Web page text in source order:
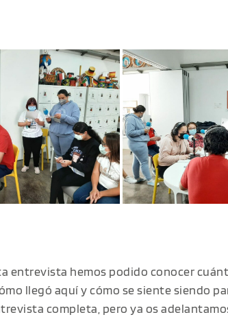
entrevista hemos podido conocer
llegó aquí y cómo se siente siendo
completa, pero ya os